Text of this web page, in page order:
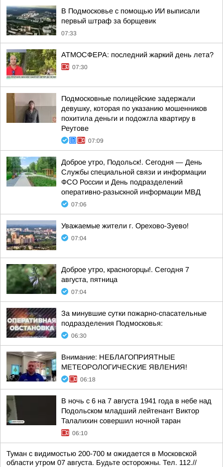
В Подмосковье с помощью ИИ выписали
первый штраф за борщевик
07:33
АТМОСФЕРА: последний жаркий день лета?
07:30
Подмосковные полицейские задержали
девушку, которая по указанию мошенников
похитила деньги и подожгла квартиру в
Реутове
07:09
Доброе утро, Подольск!. Сегодня — День
Службы специальной связи и информации
ФСО России и День подразделений
оперативно-разыскной информации МВД
07:06
Уважаемые жители г. Орехово-Зуево!
07:04
Доброе утро, красногорцы!. Сегодня 7
августа, пятница
07:04
За минувшие сутки пожарно-спасательные
подразделения Подмосковья:
06:30
Внимание: НЕБЛАГОПРИЯТНЫЕ
МЕТЕОРОЛОГИЧЕСКИЕ ЯВЛЕНИЯ!
06:18
В ночь с 6 на 7 августа 1941 года в небе над
Подольском младший лейтенант Виктор
Талалихин совершил ночной таран
06:10
Туман с видимостью 200-700 м ожидается в Московской
области утром 07 августа. Будьте осторожны. Тел. 112.//